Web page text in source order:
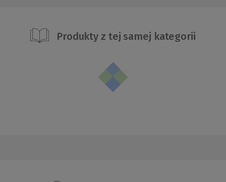
Produkty z tej samej kategorii